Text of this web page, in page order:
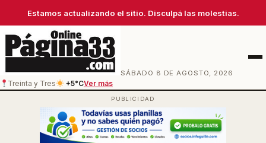
Estamos actualizando el sitio. Disculpá las molestias.
SÁBADO 8 DE AGOSTO, 2026
Treinta y Tres
+5°CVer más
Menú